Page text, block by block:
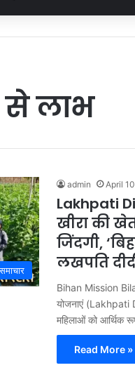
से लाभ
admin April
Lakhpati
खीरा की
जिंदगी,
लखपति
Bihan Mission
योजनाएं (Lakhpati
महिलाओं को आर्थिक
Read More »